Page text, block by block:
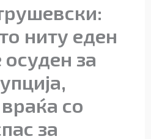
ниту еден
за
со
за